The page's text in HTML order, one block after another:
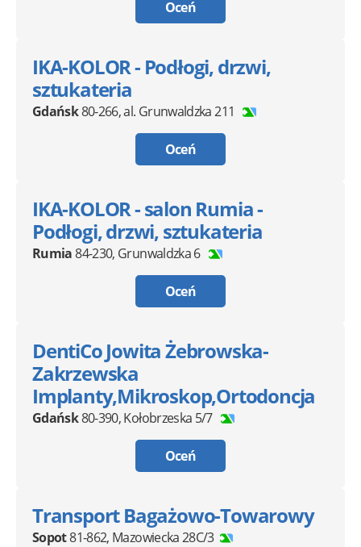
Oceń
IKA-KOLOR - Podłogi, drzwi,
sztukateria
Gdańsk80-266,al. Grunwaldzka 211
Oceń
IKA-KOLOR - salon Rumia -
Podłogi, drzwi, sztukateria
Rumia84-230, Grunwaldzka 6
Oceń
DentiCo Jowita Żebrowska-
Zakrzewska
Implanty,Mikroskop,Ortodoncja
Gdańsk80-390,Kołobrzeska 5/7
Oceń
Transport Bagażowo-Towarowy
Sopot81-862, Mazowiecka 28C/3